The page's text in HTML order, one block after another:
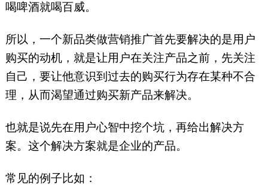
喝啤酒就喝百威。
所以，一个新品类做营销推广首先要解决的是用户
购买的动机，就是让用户在关注产品之前，先关注
自己，要让他意识到过去的购买行为存在某种不合
理，从而渴望通过购买新产品来解决。
也就是说先在用户心智中挖个坑，再给出解决方
案。这个解决方案就是企业的产品。
常见的例子比如：